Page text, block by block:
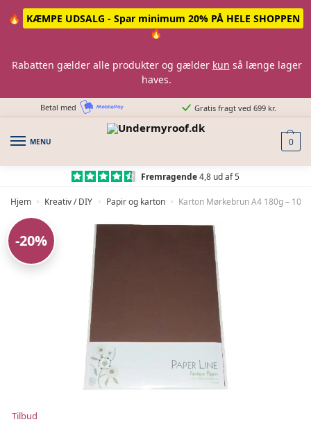
🔥
KÆMPE UDSALG - Spar minimum 20% PÅ HELE SHOPPEN
🔥
Rabatten gælder alle produkter og gælder kun så længe lager
haves.
Betal med Gratis fragt ved 699 kr.
MENU 0
Fremragende4,8 ud af 5
Hjem » Kreativ / DIY » Papir og karton » Karton Mørkebrun A4 180g –
-20%
Tilbud